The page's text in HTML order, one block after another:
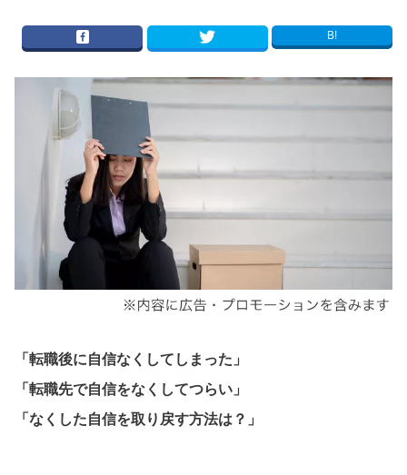
B!
「転職後に自信なくしてしまった」
「転職先で自信をなくしてつらい」
「なくした自信を取り戻す方法は？」